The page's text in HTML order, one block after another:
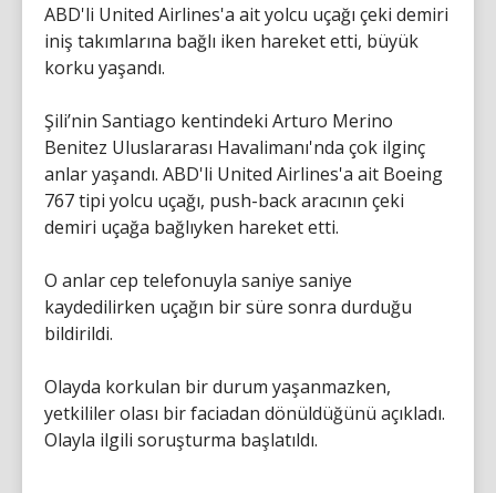
ABD'li United Airlines'a ait yolcu uçağı çeki demiri
iniş takımlarına bağlı iken hareket etti, büyük
korku yaşandı.
Şili’nin Santiago kentindeki Arturo Merino
Benitez Uluslararası Havalimanı'nda çok ilginç
anlar yaşandı. ABD'li United Airlines'a ait Boeing
767 tipi yolcu uçağı, push-back aracının çeki
demiri uçağa bağlıyken hareket etti.
O anlar cep telefonuyla saniye saniye
kaydedilirken uçağın bir süre sonra durduğu
bildirildi.
Olayda korkulan bir durum yaşanmazken,
yetkililer olası bir faciadan dönüldüğünü açıkladı.
Olayla ilgili soruşturma başlatıldı.